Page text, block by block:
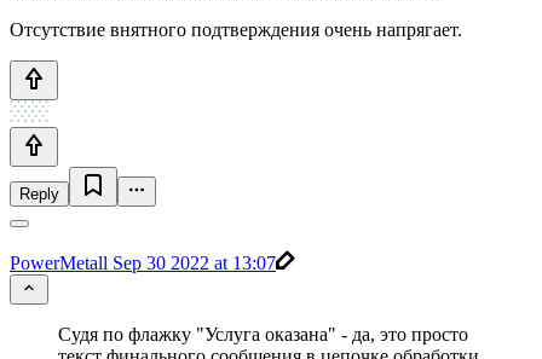
Отсутствие внятного подтверждения очень напрягает.
Reply
PowerMetall Sep 30 2022 at 13:07
Судя по флажку "Услуга оказана" - да, это просто